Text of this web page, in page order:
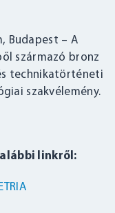
Budapest – A
származó bronz
technikatörténeti
szakvélemény.
linkről: